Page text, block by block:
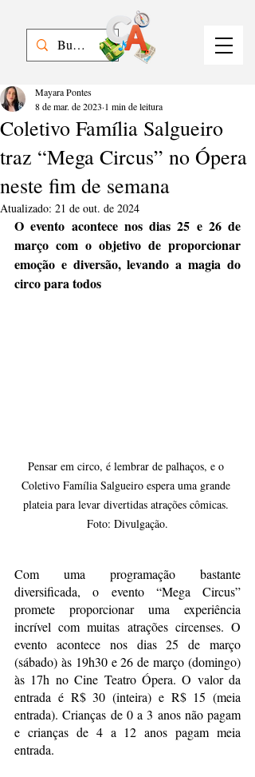
Coletivo Família Salgueiro
traz “Mega Circus” no Ópera
neste fim de semana
Mayara Pontes
8 de mar. de 2023 1 min de leitura
Atualizado: 21 de out. de 2024
O evento acontece nos dias 25 e 26 de
março com o objetivo de proporcionar
emoção e diversão, levando a magia do
circo para todos
Pensar em circo, é lembrar de palhaços, e o
Coletivo Família Salgueiro espera uma grande
plateia para levar divertidas atrações cômicas.
Foto: Divulgação.
Com uma programação bastante
diversificada, o evento “Mega Circus”
promete proporcionar uma experiência
incrível com muitas atrações circenses. O
evento acontece nos dias 25 de março
(sábado) às 19h30 e 26 de março (domingo)
às 17h no Cine Teatro Ópera. O valor da
entrada é R$ 30 (inteira) e R$ 15 (meia
entrada). Crianças de 0 a 3 anos não pagam
e crianças de 4 a 12 anos pagam meia
entrada.